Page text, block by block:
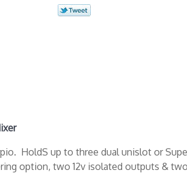
HoldS up to three dual unislot or
option, two 12v isolated outputs &